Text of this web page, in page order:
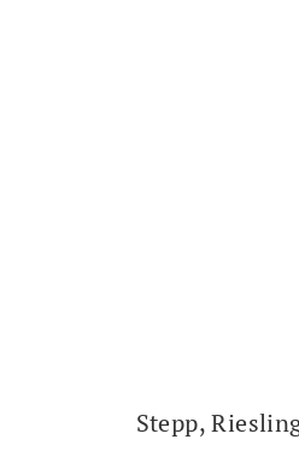
Stepp,